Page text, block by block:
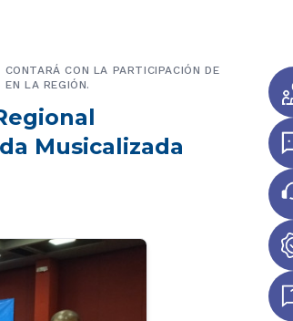
Musicalizada
CON LA PARTICIPACIÓN DE
LA REGIÓN.